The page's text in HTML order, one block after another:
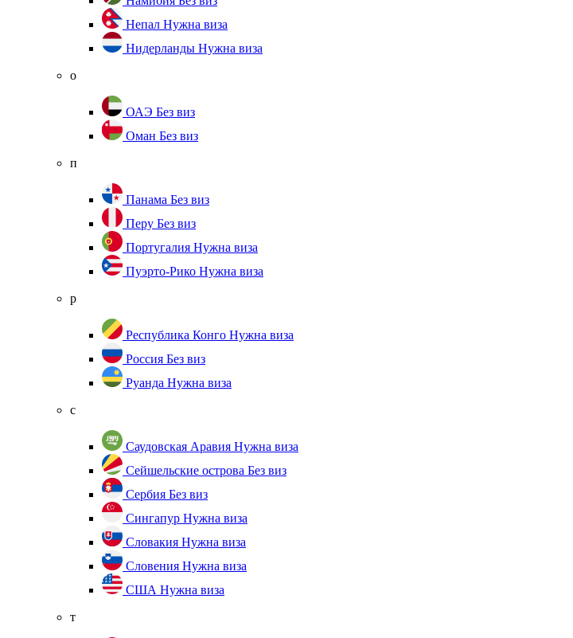
Непал Нужна виза
Нидерланды Нужна виза
о
ОАЭ Без виз
Оман Без виз
п
Панама Без виз
Перу Без виз
Португалия Нужна виза
Пуэрто-Рико Нужна виза
р
Республика Конго Нужна виза
Россия Без виз
Руанда Нужна виза
с
Саудовская Аравия Нужна виза
Сейшельские острова Без виз
Сербия Без виз
Сингапур Нужна виза
Словакия Нужна виза
Словения Нужна виза
США Нужна виза
т